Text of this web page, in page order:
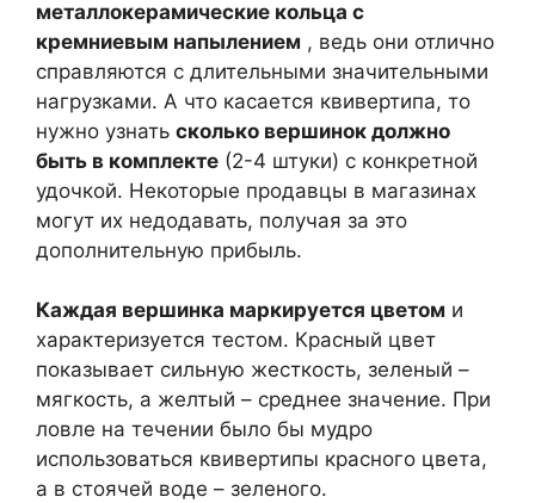
металлокерамические кольца с
кремниевым напылением , ведь они отлично
справляются с длительными значительными
нагрузками. А что касается квивертипа, то
нужно узнать сколько вершинок должно
быть в комплекте (2-4 штуки) с конкретной
удочкой. Некоторые продавцы в магазинах
могут их недодавать, получая за это
дополнительную прибыль.
Каждая вершинка маркируется цветом и
характеризуется тестом. Красный цвет
показывает сильную жесткость, зеленый –
мягкость, а желтый – среднее значение. При
ловле на течении было бы мудро
использоваться квивертипы красного цвета,
а в стоячей воде – зеленого.